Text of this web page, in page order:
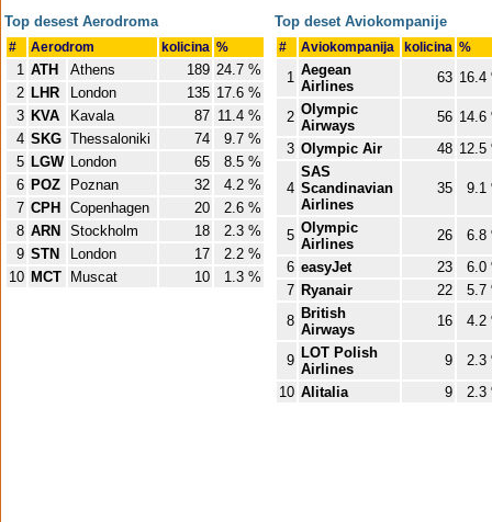
Top desest Aerodroma
# Aerodrom kolicina %
1 ATH Athens 189 24.7 %
2 LHR London 135 17.6 %
3 KVA Kavala 87 11.4 %
4 SKG Thessaloniki 74
9.7 %
5 LGW London 65
8.5 %
6 POZ Poznan 32
4.2 %
7 CPH Copenhagen 20
2.6 %
8 ARN Stockholm 18
2.3 %
9 STN London 17
2.2 %
10 MCT Muscat 10 1.3 %
Top deset Aviokompanije
# Aviokompanija kolicina %
1 Aegean
Airlines
63 16.4
2 Olympic
Airways
56 14.6
3 Olympic Air 48 12.5
4
SAS
Scandinavian
Airlines
35 9.1
5 Olympic
Airlines
26
6.8
6 easyJet 23
6.0
7 Ryanair 22
5.7
8 British
Airways
16 4.2
9 LOT Polish
Airlines
9
2.3
10 Alitalia 9 2.3